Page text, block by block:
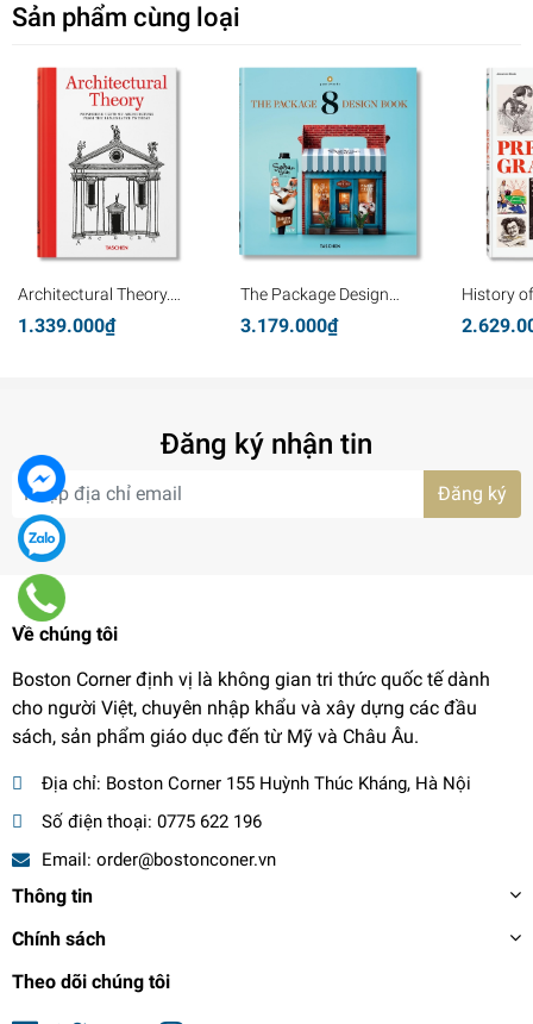
Sản phẩm cùng loại
Architectural Theory.
Pioneering Texts on
Architecture from the
1.339.000₫
The Package Design
Book 8
3.179.000₫
History
Đăng ký nhận tin
Đăng ký
Về chúng tôi
Boston Corner định vị là không gian tri thức quốc tế dành
cho người Việt, chuyên nhập khẩu và xây dựng các đầu
sách, sản phẩm giáo dục đến từ Mỹ và Châu Âu.
Địa chỉ: Boston Corner 155 Huỳnh Thúc Kháng, Hà Nội
Số điện thoại: 0775 622 196
Email: order@bostonconer.vn
Thông tin
Chính sách
Theo dõi chúng tôi